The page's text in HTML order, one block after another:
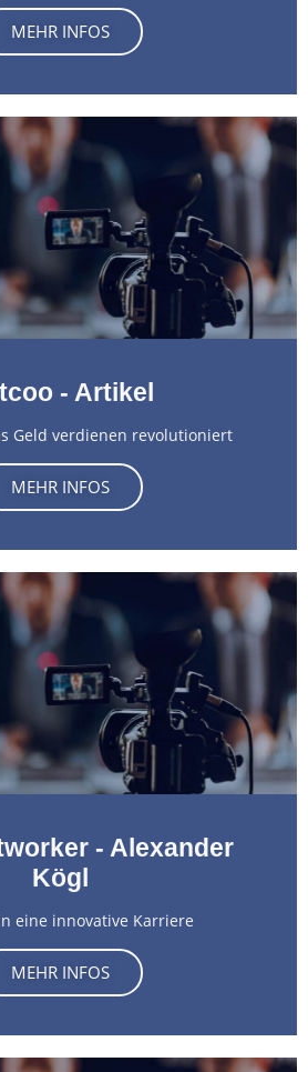
MEHR INFOS
- Artikel
Geld verdienen revolutioniert
MEHR INFOS
- Alexander
Kögl
eine innovative Karriere
MEHR INFOS